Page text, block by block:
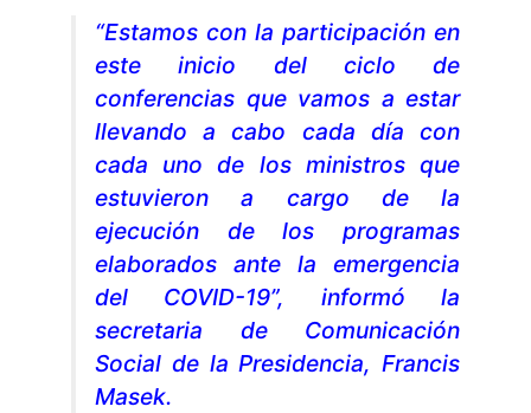
“Estamos con la participación en
este inicio del ciclo de
conferencias que vamos a estar
llevando a cabo cada día con
cada uno de los ministros que
estuvieron a cargo de la
ejecución de los programas
elaborados ante la emergencia
del COVID-19”, informó la
secretaria de Comunicación
Social de la Presidencia, Francis
Masek.